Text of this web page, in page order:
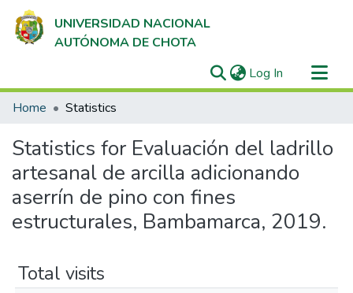
UNIVERSIDAD NACIONAL
AUTÓNOMA DE CHOTA
Log In (current)
Communities & Collections
Home Statistics
Statistics for Evaluación del ladrillo
artesanal de arcilla adicionando
aserrín de pino con fines
estructurales, Bambamarca, 2019.
Total visits